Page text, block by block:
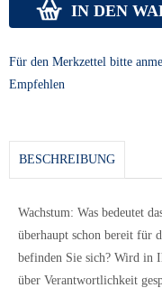
IN DEN
Für den Merkzettel bitte
Empfehlen
BESCHREIBUNG
Wachstum: Was bedeutet
überhaupt schon bereit für
befinden Sie sich? Wird in
über Verantwortlichkeit